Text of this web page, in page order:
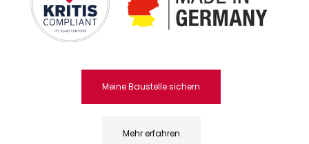
Meine Baustelle sichern
Mehr erfahren